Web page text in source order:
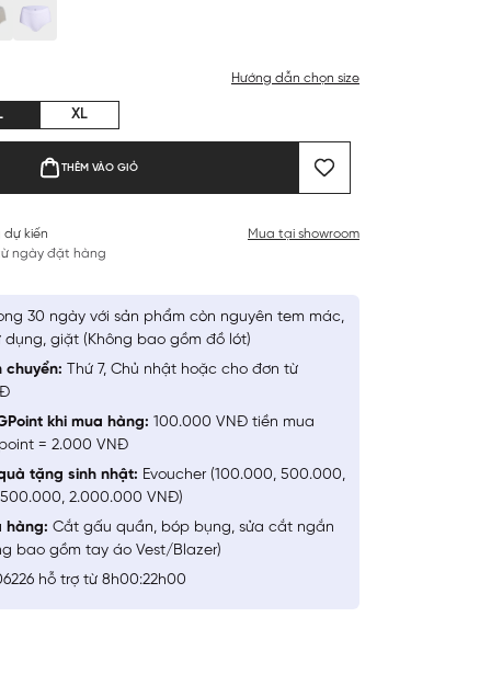
Hướng dẫn chọn size
XL
THÊM VÀO GIỎ
dự kiến
ngày đặt hàng
Mua tại showroom
30 ngày với sản phẩm còn nguyên tem mác,
dụng, giặt (Không bao gồm đồ lót)
chuyển: Thứ 7, Chủ nhật hoặc cho đơn từ
khi mua hàng: 100.000 VNĐ tiền mua
= 2.000 VNĐ
tặng sinh nhật: Evoucher (100.000, 500.000,
2.000.000 VNĐ)
hàng: Cắt gấu quần, bóp bụng, sửa cắt ngắn
bao gồm tay áo Vest/Blazer)
hỗ trợ từ 8h00:22h00